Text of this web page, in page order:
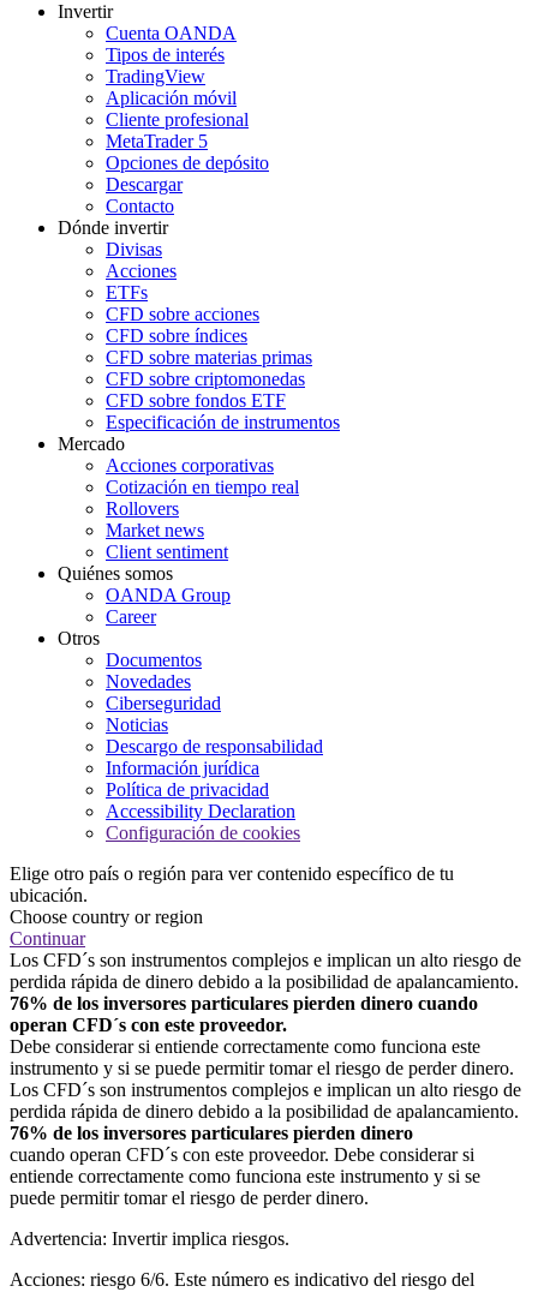
Invertir
Cuenta OANDA
Tipos de interés
TradingView
Aplicación móvil
Cliente profesional
MetaTrader 5
Opciones de depósito
Descargar
Contacto
Dónde invertir
Divisas
Acciones
ETFs
CFD sobre acciones
CFD sobre índices
CFD sobre materias primas
CFD sobre criptomonedas
CFD sobre fondos ETF
Especificación de instrumentos
Mercado
Acciones corporativas
Cotización en tiempo real
Rollovers
Market news
Client sentiment
Quiénes somos
OANDA Group
Career
Otros
Documentos
Novedades
Ciberseguridad
Noticias
Descargo de responsabilidad
Información jurídica
Política de privacidad
Accessibility Declaration
Configuración de cookies
Elige otro país o región para ver contenido específico de tu
ubicación.
Choose country or region
Continuar
Los CFD´s son instrumentos complejos e implican un alto riesgo de
perdida rápida de dinero debido a la posibilidad de apalancamiento.
76% de los inversores particulares pierden dinero cuando
operan CFD´s con este proveedor.
Debe considerar si entiende correctamente como funciona este
instrumento y si se puede permitir tomar el riesgo de perder dinero.
Los CFD´s son instrumentos complejos e implican un alto riesgo de
perdida rápida de dinero debido a la posibilidad de apalancamiento.
76% de los inversores particulares pierden dinero
cuando operan CFD´s con este proveedor. Debe considerar si
entiende correctamente como funciona este instrumento y si se
puede permitir tomar el riesgo de perder dinero.
Advertencia: Invertir implica riesgos.
Acciones: riesgo 6/6. Este número es indicativo del riesgo del